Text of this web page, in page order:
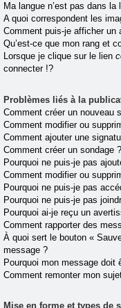
Ma langue n’est pas dans la
A quoi correspondent les
Comment puis-je afficher un
Qu’est-ce que mon rang et
Lorsque je clique sur le lien
connecter !?
Problèmes liés à la
Comment créer un nouveau
Comment modifier ou
Comment ajouter une
Comment créer un sondage ?
Pourquoi ne puis-je pas
Comment modifier ou
Pourquoi ne puis-je pas
Pourquoi ne puis-je pas
Pourquoi ai-je reçu un
Comment rapporter des
À quoi sert le bouton «
message ?
Pourquoi mon message doit
Comment remonter mon
Mise en forme et types de